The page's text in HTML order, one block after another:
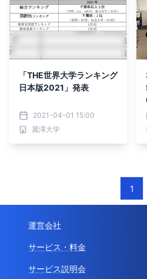
「THE世界大学ランキング
日本版2021」発表
2021-04-01 15:00
麗澤大学
1
運営会社
サービス・料金
サービス説明会